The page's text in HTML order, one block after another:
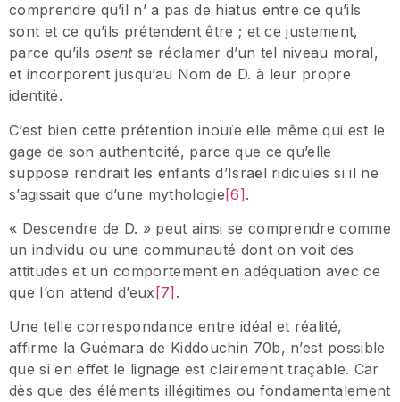
comprendre qu’il n’ a pas de hiatus entre ce qu’ils
sont et ce qu’ils prétendent être ; et ce justement,
parce qu’ilsosentse réclamer d’un tel niveau moral,
et incorporent jusqu’au Nom de D. à leur propre
identité.
C’est bien cette prétention inouïe elle même qui est le
gage de son authenticité, parce que ce qu’elle
suppose rendrait les enfants d’Israël ridicules si il ne
s’agissait que d’une mythologie[6].
« Descendre de D. » peut ainsi se comprendre comme
un individu ou une communauté dont on voit des
attitudes et un comportement en adéquation avec ce
que l’on attend d’eux[7].
Une telle correspondance entre idéal et réalité,
affirme la Guémara de Kiddouchin 70b, n’est possible
que si en effet le lignage est clairement traçable. Car
dès que des éléments illégitimes ou fondamentalement